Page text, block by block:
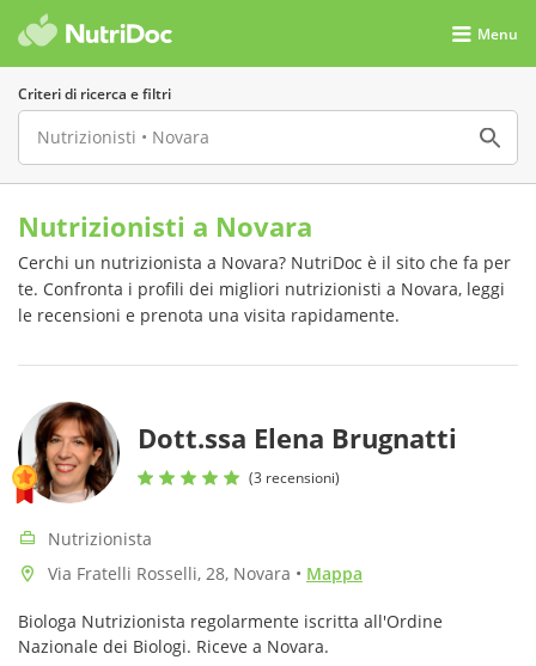
Menu
Criteri di ricerca e filtri
Nutrizionisti a Novara
Cerchi un nutrizionista a Novara? NutriDoc è il sito che fa per
te. Confronta i profili dei migliori nutrizionisti a Novara, leggi
le recensioni e prenota una visita rapidamente.
Dott.ssa Elena Brugnatti
(3 recensioni)
Nutrizionista
Via Fratelli Rosselli, 28, Novara • Mappa
Biologa Nutrizionista regolarmente iscritta all'Ordine
Nazionale dei Biologi. Riceve a Novara.